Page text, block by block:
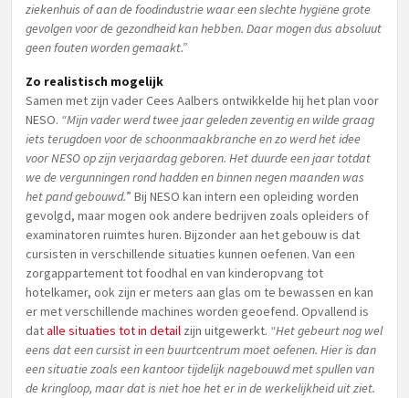
ziekenhuis of aan de foodindustrie waar een slechte hygiëne grote
gevolgen voor de gezondheid kan hebben. Daar mogen dus absoluut
geen fouten worden gemaakt.”
Zo realistisch mogelijk
Samen met zijn vader Cees Aalbers ontwikkelde hij het plan voor
NESO. “Mijn vader werd twee jaar geleden zeventig en wilde graag
iets terugdoen voor de schoonmaakbranche en zo werd het idee
voor NESO op zijn verjaardag geboren. Het duurde een jaar totdat
we de vergunningen rond hadden en binnen negen maanden was
het pand gebouwd.” Bij NESO kan intern een opleiding worden
gevolgd, maar mogen ook andere bedrijven zoals opleiders of
examinatoren ruimtes huren. Bijzonder aan het gebouw is dat
cursisten in verschillende situaties kunnen oefenen. Van een
zorgappartement tot foodhal en van kinderopvang tot
hotelkamer, ook zijn er meters aan glas om te bewassen en kan
er met verschillende machines worden geoefend. Opvallend is
datalle situaties tot in detail zijn uitgewerkt. “Het gebeurt nog wel
eens dat een cursist in een buurtcentrum moet oefenen. Hier is dan
een situatie zoals een kantoor tijdelijk nagebouwd met spullen van
de kringloop, maar dat is niet hoe het er in de werkelijkheid uit ziet.